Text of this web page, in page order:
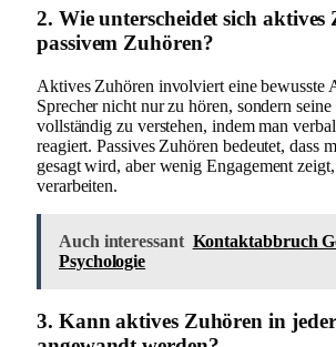
2. Wie unterscheidet sich aktives
passivem Zuhören?
Aktives Zuhören involviert eine bewusste
Sprecher nicht nur zu hören, sondern
vollständig zu verstehen, indem man
reagiert. Passives Zuhören bedeutet, dass
gesagt wird, aber wenig Engagement
verarbeiten.
Auch interessant Kontaktabbruch
Psychologie
3. Kann aktives Zuhören in